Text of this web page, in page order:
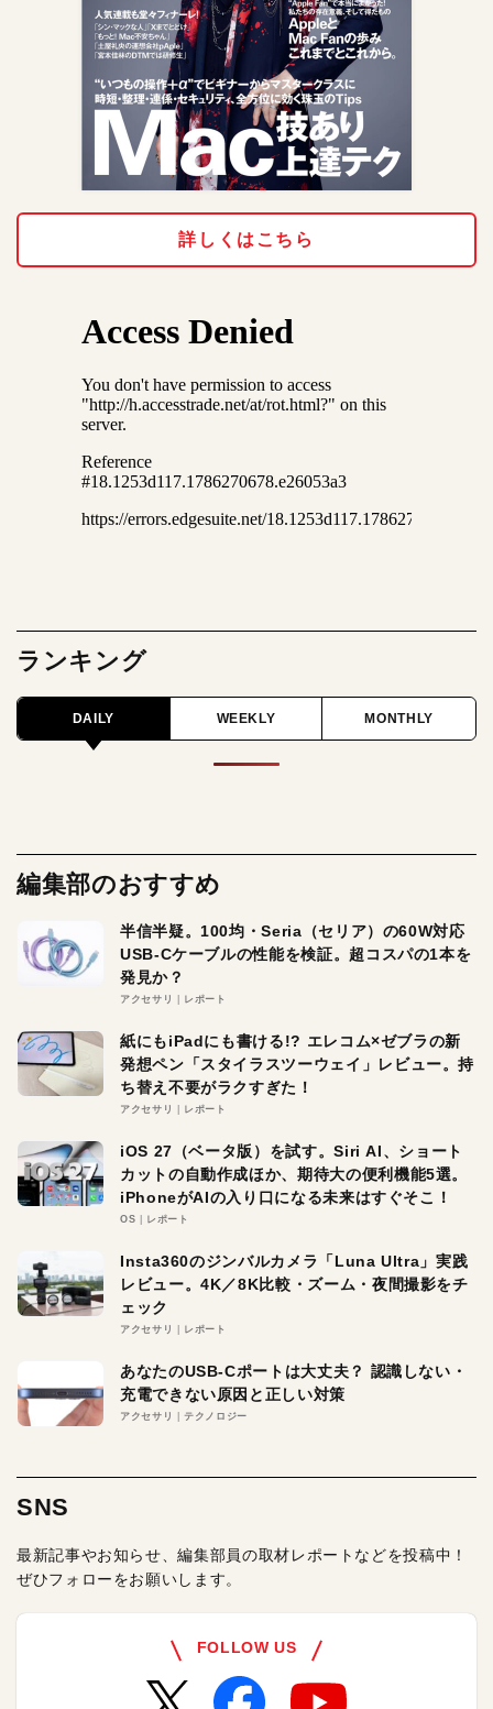
詳しくはこちら
ランキング
DAILY WEEKLY MONTHLY
編集部のおすすめ
半信半疑。100均・Seria（セリア）の60W対応
USB-Cケーブルの性能を検証。超コスパの1本を
発見か？
アクセサリ レポート
紙にもiPadにも書ける!? エレコム×ゼブラの新
発想ペン「スタイラスツーウェイ」レビュー。持
ち替え不要がラクすぎた！
アクセサリ レポート
iOS 27（ベータ版）を試す。Siri AI、ショート
カットの自動作成ほか、期待大の便利機能5選。
iPhoneがAIの入り口になる未来はすぐそこ！
OS レポート
Insta360のジンバルカメラ「Luna Ultra」実践
レビュー。4K／8K比較・ズーム・夜間撮影をチ
ェック
アクセサリ レポート
あなたのUSB-Cポートは大丈夫？ 認識しない・
充電できない原因と正しい対策
アクセサリ テクノロジー
SNS
最新記事やお知らせ、編集部員の取材レポートなどを投稿中！
ぜひフォローをお願いします。
FOLLOW US